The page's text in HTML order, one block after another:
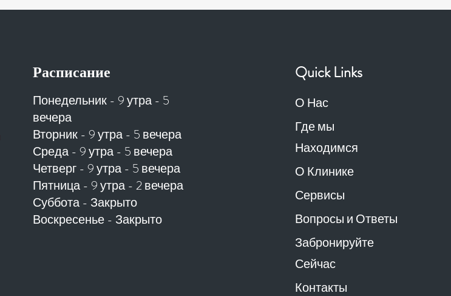
Расписание
Понедельник - 9 утра - 5
вечера
Вторник - 9 утра - 5 вечера
Среда - 9 утра - 5 вечера
Четверг - 9 утра - 5 вечера
Пятница - 9 утра - 2 вечера
Суббота - Закрыто
Воскресенье - Закрыто
Quick Links
О Нас
Где мы
Находимся
О Клинике
Сервисы
Вопросы и Ответы
Забронируйте
Сейчас
Контакты